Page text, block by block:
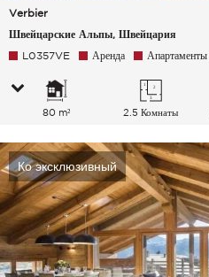
Verbier
Швейцарские Альпы, Швейцария
L0357VE Аренда Апартаменты
80 m² 2.5 Комнаты
Ко эксклюзивный